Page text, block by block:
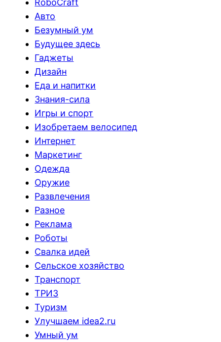
RoboCraft
Авто
Безумный ум
Будущее здесь
Гаджеты
Дизайн
Еда и напитки
Знания-сила
Игры и спорт
Изобретаем велосипед
Интернет
Маркетинг
Одежда
Оружие
Развлечения
Разное
Реклама
Роботы
Свалка идей
Сельское хозяйство
Транспорт
ТРИЗ
Туризм
Улучшаем idea2.ru
Умный ум